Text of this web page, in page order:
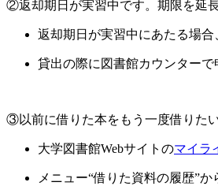
②返却期日が実習中です。期限を延長
返却期日が実習中にあたる場
貸出の際に図書館カウンターで
③以前に借りた本をもう一度借りた
大学図書館Webサイトのマイラ
メニュー“借りた資料の履歴”